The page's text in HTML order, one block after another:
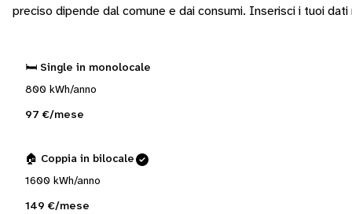
preciso dipende dal comune e dai consumi. Inserisci i tuoi
🛏️ Single in monolocale
800 kWh/anno
97 €/mese
🏠 Coppia in bilocale
1600 kWh/anno
149 €/mese